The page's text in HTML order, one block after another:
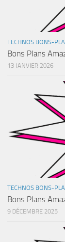
TECHNOS BONS-
Bons Plans
13 JANVIER 2026
TECHNOS BONS-
Bons Plans
9 DÉCEMBRE 2025